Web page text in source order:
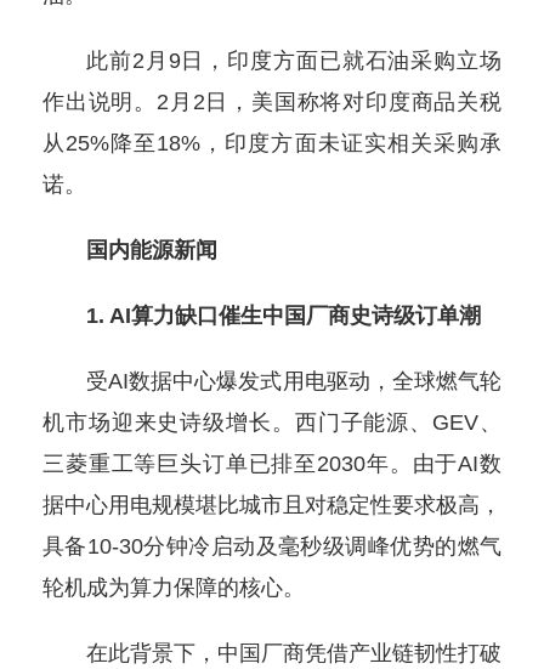
此前2月9日，印度方面已就石油采购立场
作出说明。2月2日，美国称将对印度商品关税
从25%降至18%，印度方面未证实相关采购承
诺。
国内能源新闻
1. AI算力缺口催生中国厂商史诗级订单潮
受AI数据中心爆发式用电驱动，全球燃气轮
机市场迎来史诗级增长。西门子能源、GEV、
三菱重工等巨头订单已排至2030年。由于AI数
据中心用电规模堪比城市且对稳定性要求极高，
具备10-30分钟冷启动及毫秒级调峰优势的燃气
轮机成为算力保障的核心。
在此背景下，中国厂商凭借产业链韧性打破